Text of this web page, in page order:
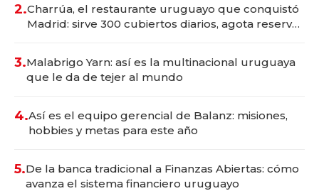
2.Charrúa, el restaurante uruguayo que conquistó
Madrid: sirve 300 cubiertos diarios, agota reservas
3.Malabrigo Yarn: así es la multinacional uruguaya
que le da de tejer al mundo
4.Así es el equipo gerencial de Balanz: misiones,
hobbies y metas para este año
5.De la banca tradicional a Finanzas Abiertas: cómo
avanza el sistema financiero uruguayo